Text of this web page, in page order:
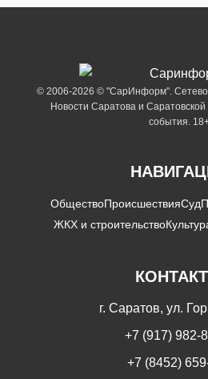
© 2006-2026 © "СарИнформ".
Новости Саратова и Саратовской
события.
ОбществоПроисшествияСуд
ЖКХ и строительство
г. Саратов, ул.
+7 (917) 982-
+7 (8452)